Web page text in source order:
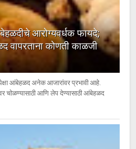
आरोग्यवर्धक फायदे;
वापरताना कोणती काळजी
आंबेहळद अनेक आजारांवर प्रभावी आहे.
चोळण्यासाठी आणि लेप देण्यासाठी आंबेहळद